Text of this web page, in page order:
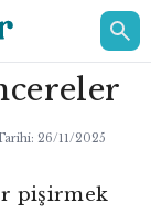
26/11/2025
pişirmek